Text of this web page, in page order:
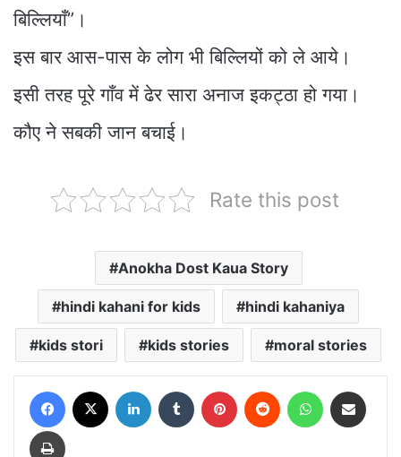
बिल्लियाँ”।
इस बार आस-पास के लोग भी बिल्लियों को ले आये।
इसी तरह पूरे गाँव में ढेर सारा अनाज इकट्ठा हो गया।
कौए ने सबकी जान बचाई।
Rate this post
Anokha Dost Kaua Story
hindi kahani for kids hindi kahaniya
kids stori kids stories moral stories
Facebook LinkedIn Tumblr Pinterest Reddit WhatsApp
Print